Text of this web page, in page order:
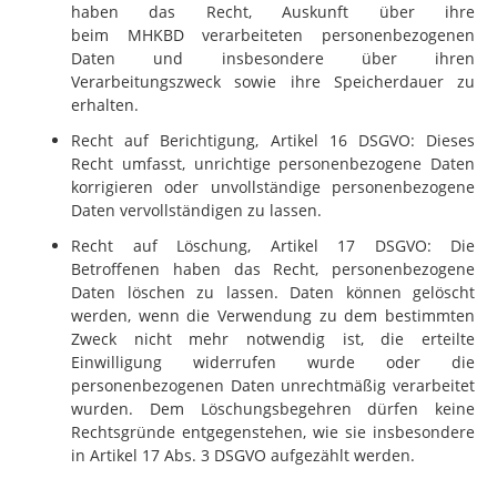
haben das Recht, Auskunft über ihre
beim MHKBDverarbeiteten personenbezogenen
Daten und insbesondere über ihren
Verarbeitungszweck sowie ihre Speicherdauer zu
erhalten.
Recht auf Berichtigung, Artikel 16 DSGVO: Dieses
Recht umfasst, unrichtige personenbezogene Daten
korrigieren oder unvollständige personenbezogene
Daten vervollständigen zu lassen.
Recht auf Löschung, Artikel 17 DSGVO: Die
Betroffenen haben das Recht, personenbezogene
Daten löschen zu lassen. Daten können gelöscht
werden, wenn die Verwendung zu dem bestimmten
Zweck nicht mehr notwendig ist, die erteilte
Einwilligung widerrufen wurde oder die
personenbezogenen Daten unrechtmäßig verarbeitet
wurden. Dem Löschungsbegehren dürfen keine
Rechtsgründe entgegenstehen, wie sie insbesondere
in Artikel 17 Abs. 3 DSGVO aufgezählt werden.